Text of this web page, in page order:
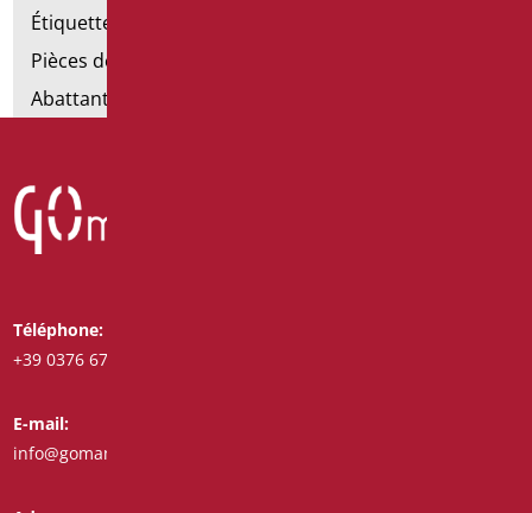
Étiquettes de salle de bain
Pièces détachées et petites pièces
Abattants et rehausses de toilettes
Téléphone:
+39 0376 671780
E-mail:
info@goman.it